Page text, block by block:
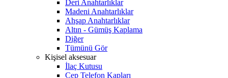
Deri Anahtarlıklar
Madeni Anahtarlıklar
Ahşap Anahtarlıklar
Altın - Gümüş Kaplama
Diğer
Tümünü Gör
Kişisel aksesuar
İlaç Kutusu
Cep Telefon Kapları